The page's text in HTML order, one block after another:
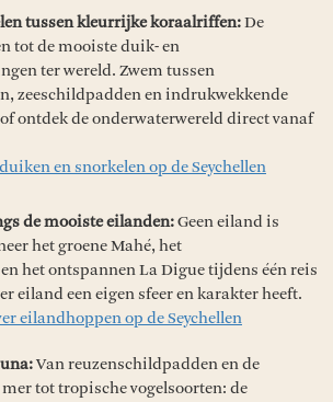
tussen kleurrijke koraalriffen:De
tot de mooiste duik- en
ter wereld. Zwem tussen
zeeschildpadden en indrukwekkende
ontdek de onderwaterwereld direct vanaf
en snorkelen op de Seychellen
de mooiste eilanden:Geen eiland is
het groene Mahé, het
het ontspannen La Digue tijdens één reis
eiland een eigen sfeer en karakter heeft.
eilandhoppen op de Seychellen
Van reuzenschildpadden en de
mer tot tropische vogelsoorten: de